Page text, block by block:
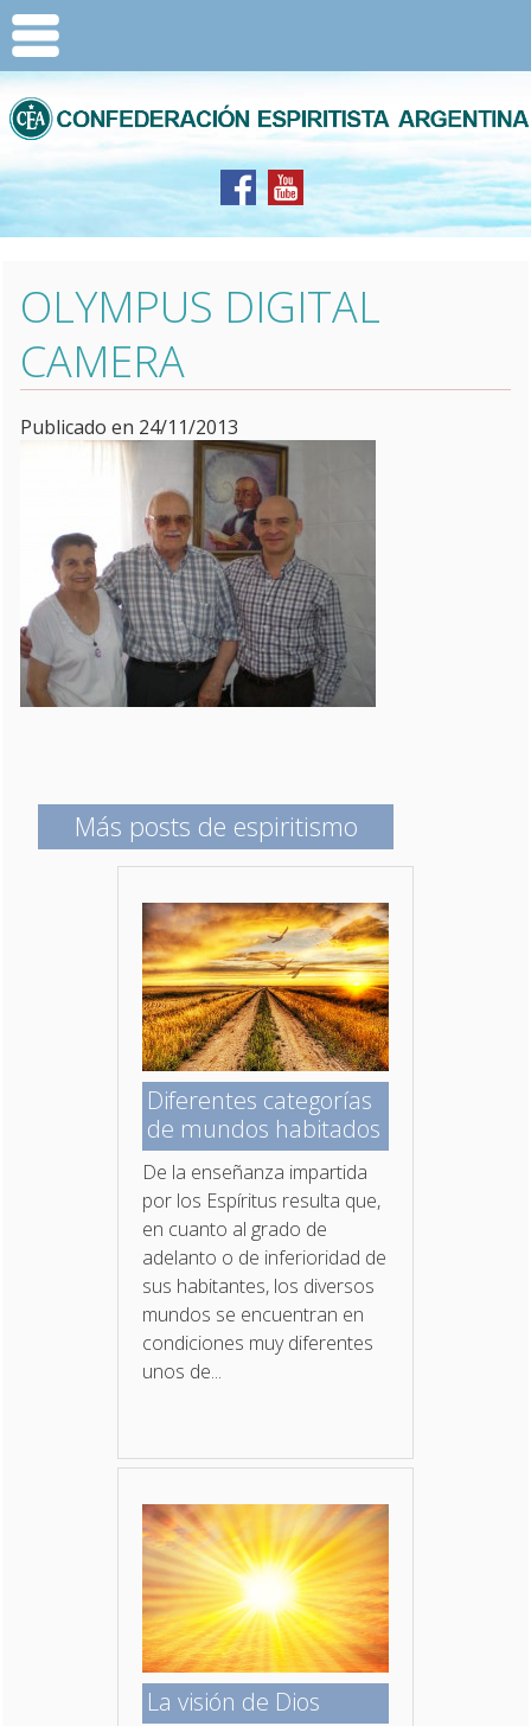
OLYMPUS DIGITAL
CAMERA
Publicado en 24/11/2013
Más posts de espiritismo
Diferentes categorías
de mundos habitados
De la enseñanza impartida
por los Espíritus resulta que,
en cuanto al grado de
adelanto o de inferioridad de
sus habitantes, los diversos
mundos se encuentran en
condiciones muy diferentes
unos de...
La visión de Dios